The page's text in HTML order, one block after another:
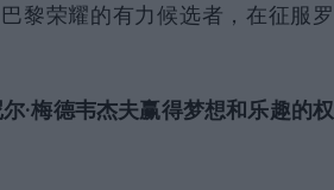
黎荣耀的有力候选者，在征服罗
·梅德韦杰夫赢得梦想和乐趣的权